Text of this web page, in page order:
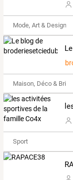
Mode, Art & Design
Maison, Déco &
Sport